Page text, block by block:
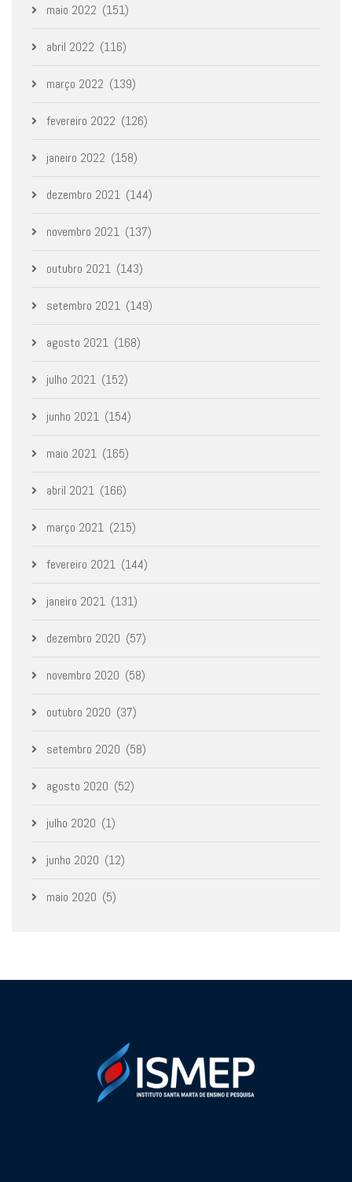
maio 2022 (151)
abril 2022 (116)
março 2022 (139)
fevereiro 2022 (126)
janeiro 2022 (158)
dezembro 2021 (144)
novembro 2021 (137)
outubro 2021 (143)
setembro 2021 (149)
agosto 2021 (168)
julho 2021 (152)
junho 2021 (154)
maio 2021 (165)
abril 2021 (166)
março 2021 (215)
fevereiro 2021 (144)
janeiro 2021 (131)
dezembro 2020 (57)
novembro 2020 (58)
outubro 2020 (37)
setembro 2020 (58)
agosto 2020 (52)
julho 2020 (1)
junho 2020 (12)
maio 2020 (5)